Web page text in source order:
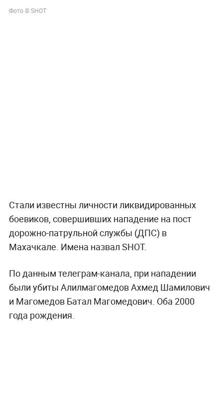
Фото © SHOT
Стали известны личности ликвидированных
боевиков, совершивших нападение на пост
дорожно-патрульной службы (ДПС) в
Махачкале. Имена назвал SHOT.
По данным телеграм-канала, при нападении
были убиты Алилмагомедов Ахмед Шамилович
и Магомедов Батал Магомедович. Оба 2000
года рождения.